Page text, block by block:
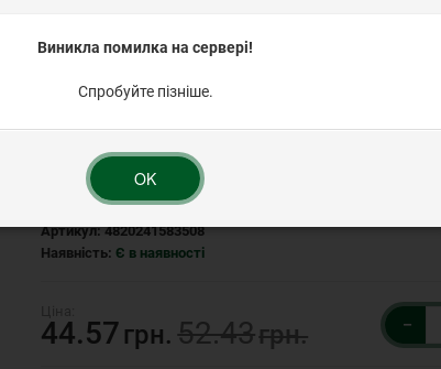
Сироп Бабл Гам
Рейтинг:
Артикул:4820241583508
Наявність: Є в наявності
44.57 грн. 52.43грн. –
Виникла помилка на сервері!
Спробуйте пізніше.
OK